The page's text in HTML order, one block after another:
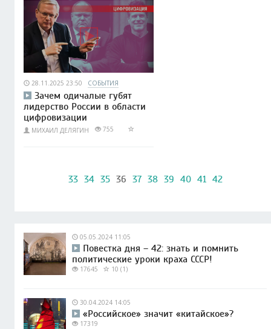
28.11.2025 23:50 СОБЫТИЯ
Зачем одичалые губят
лидерство России в области
цифровизации
МИХАИЛ ДЕЛЯГИН 755
33 34 35 36 37 38 39 40 41 42
05.05.2024 11:05
Повестка дня – 42: знать и помнить
политические уроки краха СССР!
17645 10 (1)
30.04.2024 14:05
«Российское» значит «китайское»?
17319